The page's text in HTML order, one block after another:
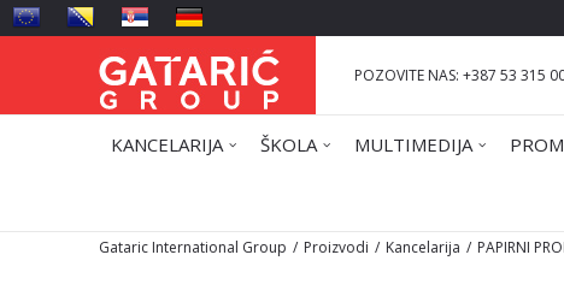
POZOVITE NAS: +387 53 315
KANCELARIJA ŠKOLA MULTIMEDIJA
Gataric International Group Proizvodi Kancelarija PAPIRNI